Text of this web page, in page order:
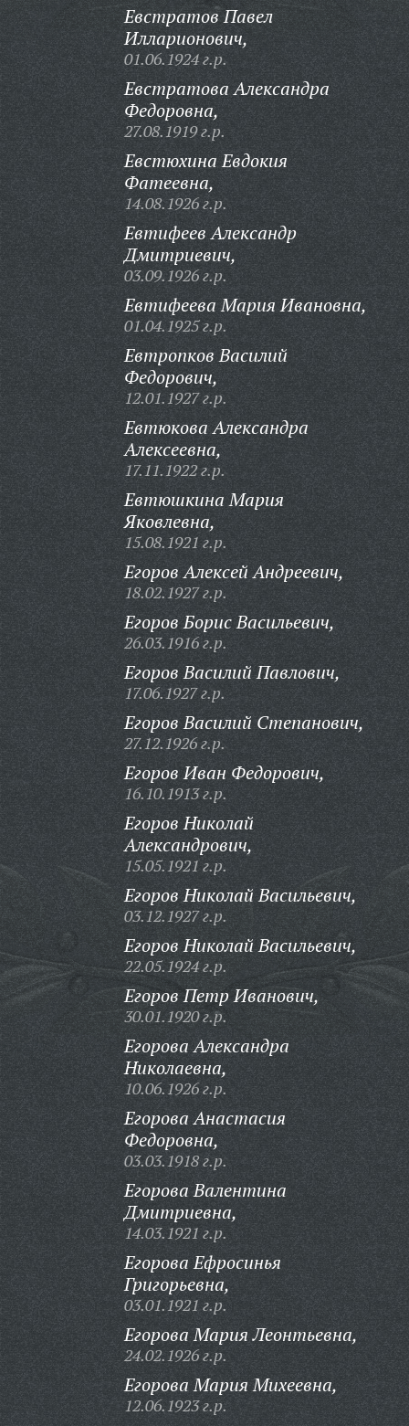
Евстратов Павел
Илларионович,
01.06.1924 г.р.
Евстратова Александра
Федоровна,
27.08.1919 г.р.
Евстюхина Евдокия
Фатеевна,
14.08.1926 г.р.
Евтифеев Александр
Дмитриевич,
03.09.1926 г.р.
Евтифеева Мария Ивановна,
01.04.1925 г.р.
Евтропков Василий
Федорович,
12.01.1927 г.р.
Евтюкова Александра
Алексеевна,
17.11.1922 г.р.
Евтюшкина Мария
Яковлевна,
15.08.1921 г.р.
Егоров Алексей Андреевич,
18.02.1927 г.р.
Егоров Борис Васильевич,
26.03.1916 г.р.
Егоров Василий Павлович,
17.06.1927 г.р.
Егоров Василий Степанович,
27.12.1926 г.р.
Егоров Иван Федорович,
16.10.1913 г.р.
Егоров Николай
Александрович,
15.05.1921 г.р.
Егоров Николай Васильевич,
03.12.1927 г.р.
Егоров Николай Васильевич,
22.05.1924 г.р.
Егоров Петр Иванович,
30.01.1920 г.р.
Егорова Александра
Николаевна,
10.06.1926 г.р.
Егорова Анастасия
Федоровна,
03.03.1918 г.р.
Егорова Валентина
Дмитриевна,
14.03.1921 г.р.
Егорова Ефросинья
Григорьевна,
03.01.1921 г.р.
Егорова Мария Леонтьевна,
24.02.1926 г.р.
Егорова Мария Михеевна,
12.06.1923 г.р.